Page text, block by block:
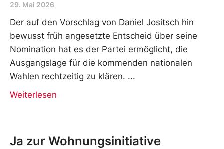
29. Mai 2026
Der auf den Vorschlag von Daniel Jositsch hin
bewusst früh angesetzte Entscheid über seine
Nomination hat es der Partei ermöglicht, die
Ausgangslage für die kommenden nationalen
Wahlen rechtzeitig zu klären.
Weiterlesen
Ja zur Wohnungsinitiative